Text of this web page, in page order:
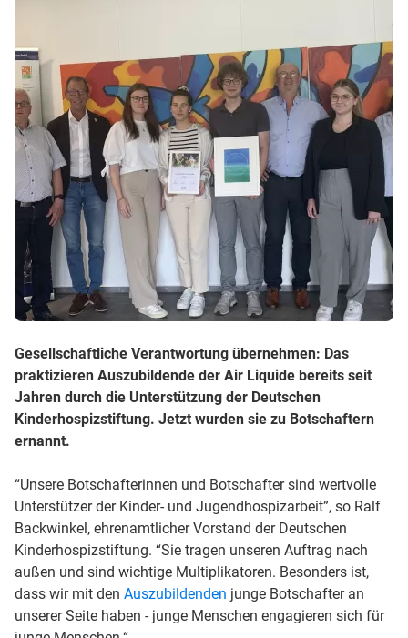
Gesellschaftliche Verantwortung übernehmen: Das
praktizieren Auszubildende der Air Liquide bereits seit
Jahren durch die Unterstützung der Deutschen
Kinderhospizstiftung. Jetzt wurden sie zu Botschaftern
ernannt.
“Unsere Botschafterinnen und Botschafter sind wertvolle
Unterstützer der Kinder- und Jugendhospizarbeit”, so Ralf
Backwinkel, ehrenamtlicher Vorstand der Deutschen
Kinderhospizstiftung. “Sie tragen unseren Auftrag nach
außen und sind wichtige Multiplikatoren. Besonders ist,
dass wir mit den Auszubildenden junge Botschafter an
unserer Seite haben - junge Menschen engagieren sich für